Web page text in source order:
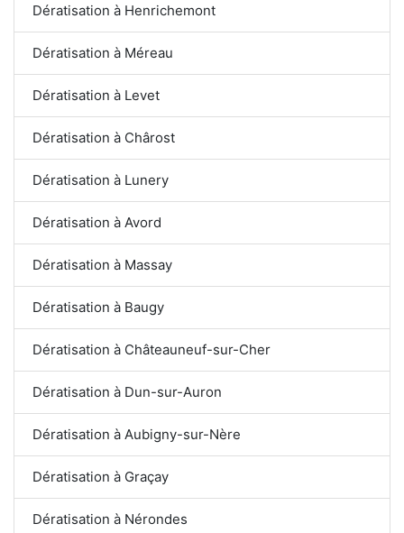
Dératisation à Henrichemont
Dératisation à Méreau
Dératisation à Levet
Dératisation à Chârost
Dératisation à Lunery
Dératisation à Avord
Dératisation à Massay
Dératisation à Baugy
Dératisation à Châteauneuf-sur-Cher
Dératisation à Dun-sur-Auron
Dératisation à Aubigny-sur-Nère
Dératisation à Graçay
Dératisation à Nérondes